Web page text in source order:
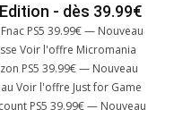
- dès 39.99€
PS5 39.99€ — Nouveau
Voir l'offre Micromania
PS5 39.99€ — Nouveau
Voir l'offre Just for Game
PS5 39.99€ — Nouveau